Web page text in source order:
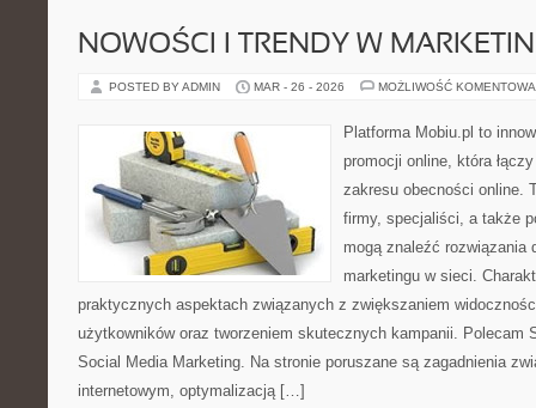
NOWOŚCI I TRENDY W
POSTED BY ADMIN MAR - 26 - 2026 MOŻLIWOŚĆ
Platforma Mobiu.pl to
promocji online, która
zakresu obecności online.
firmy, specjaliści, a także
mogą znaleźć rozwiązania
marketingu w sieci.
praktycznych aspektach związanych z zwiększaniem
użytkowników oraz tworzeniem skutecznych kampanii. Polecam
Social Media Marketing. Na stronie poruszane są zagadnienia
internetowym, optymalizacją […]